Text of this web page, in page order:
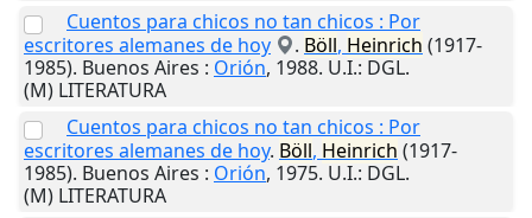
Cuentos para chicos no tan chicos : Por
escritores alemanes de hoy
. Böll, Heinrich (1917-
1985). Buenos Aires : Orión, 1988. U.I.: DGL.
(M) LITERATURA
Cuentos para chicos no tan chicos : Por
escritores alemanes de hoy. Böll, Heinrich (1917-
1985). Buenos Aires : Orión, 1975. U.I.: DGL.
(M) LITERATURA